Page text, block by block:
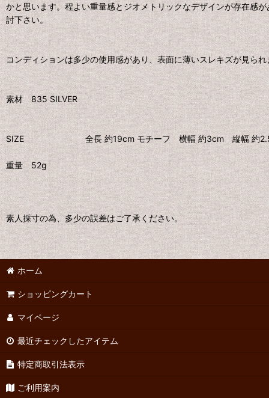
かと思います。程よい重量感とジオメトリックなデザインが存在感
討下さい。
コンディションは多少の使用感があり、表面に薄いスレキズが見ら
素材 835 SILVER
SIZE 全長 約19cm モチーフ 横幅 約3cm 縦幅 約
重量 52g
素人採寸の為、多少の誤差はご了承ください。
ホーム
ショッピングカート
マイページ
最近チェックしたアイテム
特定商取引法表示
ご利用案内